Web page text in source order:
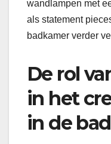
wandlampen met
als statement
badkamer verder
De rol
in het
in de